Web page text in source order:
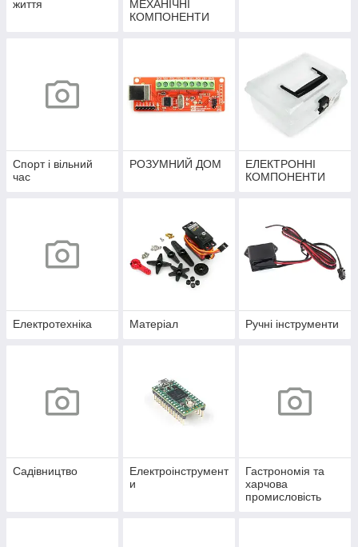
життя
МЕХАНІЧНІ
КОМПОНЕНТИ
Спорт і вільний
час
РОЗУМНИЙ ДОМ
ЕЛЕКТРОННІ
КОМПОНЕНТИ
Електротехніка Матеріал Ручні інструменти
Садівництво
Електроінструмент
и
Гастрономія та
харчова
промисловість